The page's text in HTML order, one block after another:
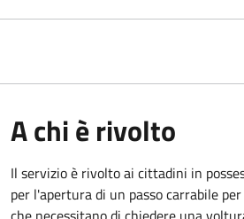
A chi è rivolto
Il servizio è rivolto ai cittadini in
per l'apertura di un passo carrabile